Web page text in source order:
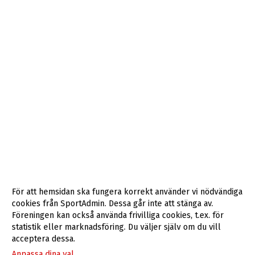
För att hemsidan ska fungera korrekt använder vi nödvändiga
cookies från SportAdmin. Dessa går inte att stänga av.
Föreningen kan också använda frivilliga cookies, t.ex. för
statistik eller marknadsföring. Du väljer själv om du vill
acceptera dessa.